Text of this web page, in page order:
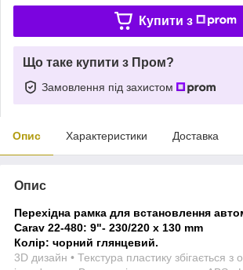
Купити з
Що таке купити з Пром?
Замовлення під захистом
Опис Характеристики Доставка
Опис
Перехідна рамка для встановлення
Carav 22-480: 9"- 230/220 х 130 mm
Колір: чорний глянцевий.
3D дизайн • Текстура пластику збігається з